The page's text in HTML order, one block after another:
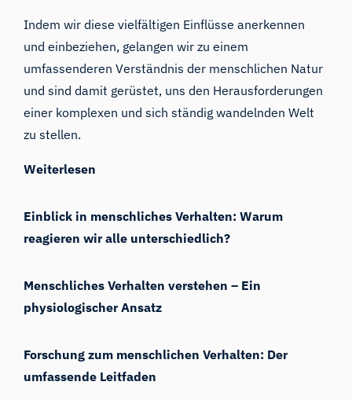
Indem wir diese vielfältigen Einflüsse anerkennen
und einbeziehen, gelangen wir zu einem
umfassenderen Verständnis der menschlichen Natur
und sind damit gerüstet, uns den Herausforderungen
einer komplexen und sich ständig wandelnden Welt
zu stellen.
Weiterlesen
Einblick in menschliches Verhalten: Warum
reagieren wir alle unterschiedlich?
Menschliches Verhalten verstehen – Ein
physiologischer Ansatz
Forschung zum menschlichen Verhalten: Der
umfassende Leitfaden